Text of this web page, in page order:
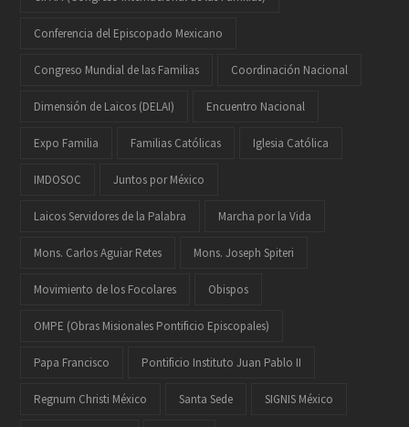
Conferencia del Episcopado Mexicano
Congreso Mundial de las Familias Coordinación Nacional
Dimensión de Laicos (DELAI) Encuentro Nacional
Expo Familia Familias Católicas Iglesia Católica
IMDOSOC Juntos por México
Laicos Servidores de la Palabra Marcha por la Vida
Mons. Carlos Aguiar Retes Mons. Joseph Spiteri
Movimiento de los Focolares Obispos
OMPE (Obras Misionales Pontificio Episcopales)
Papa Francisco Pontificio Instituto Juan Pablo II
Regnum Christi México Santa Sede SIGNIS México